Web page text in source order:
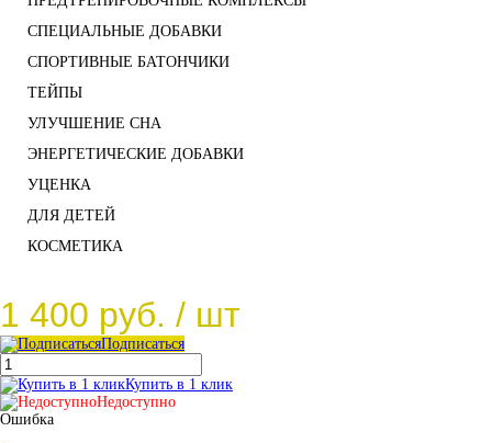
СПЕЦИАЛЬНЫЕ ДОБАВКИ
СПОРТИВНЫЕ БАТОНЧИКИ
ТЕЙПЫ
УЛУЧШЕНИЕ СНА
ЭНЕРГЕТИЧЕСКИЕ ДОБАВКИ
УЦЕНКА
ДЛЯ ДЕТЕЙ
КОСМЕТИКА
1 400 руб. / шт
Подписаться
Купить в 1 клик
Недоступно
Ошибка